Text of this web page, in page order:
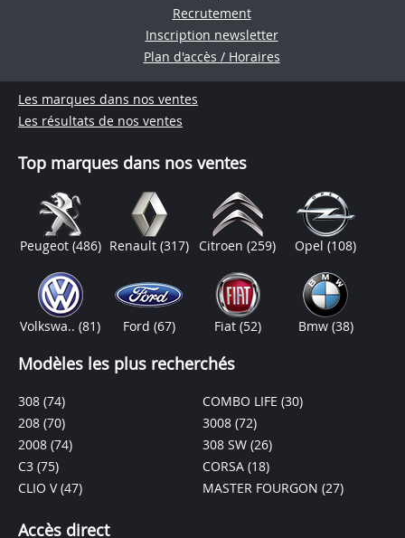
Recrutement
Inscription newsletter
Plan d'accès / Horaires
Les marques dans nos ventes
Les résultats de nos ventes
Top marques dans nos ventes
Peugeot (486) Renault (317) Citroen(259) Opel(108)
Volkswa..(81) Ford (67) Fiat (52) Bmw (38)
Modèles les plus recherchés
308 (74)
208 (70)
2008 (74)
C3 (75)
CLIO V(47)
COMBO LIFE (30)
3008 (72)
308 SW (26)
CORSA (18)
MASTER FOURGON (27)
Accès direct